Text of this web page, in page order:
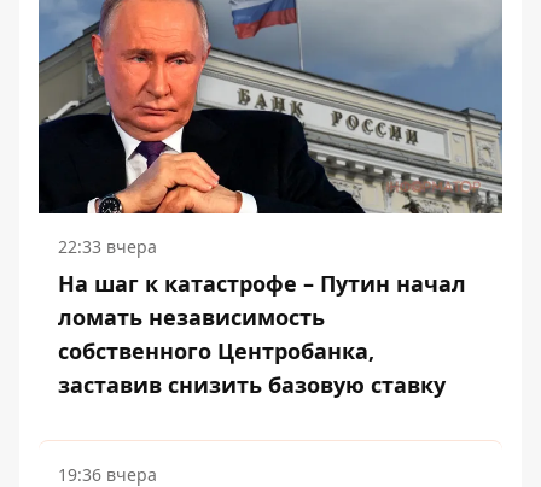
22:33 вчера
На шаг к катастрофе – Путин начал
ломать независимость
собственного Центробанка,
заставив снизить базовую ставку
19:36 вчера